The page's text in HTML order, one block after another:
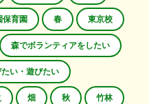
保育園 春 東京校
森でボランティアをしたい
い・遊びたい
畑 秋 竹林